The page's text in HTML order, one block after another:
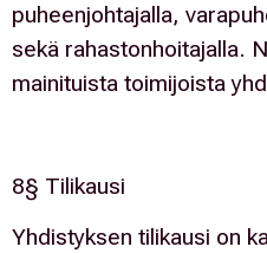
puheenjohtajalla,
sekä rahastonhoitajalla.
mainituista toimijoista
8§ Tilikausi
Yhdistyksen tilikausi on